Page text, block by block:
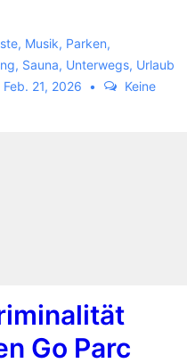
, Musik, Parken,
, Sauna, Unterwegs, Urlaub
Feb. 21, 2026
Keine
Go Parc